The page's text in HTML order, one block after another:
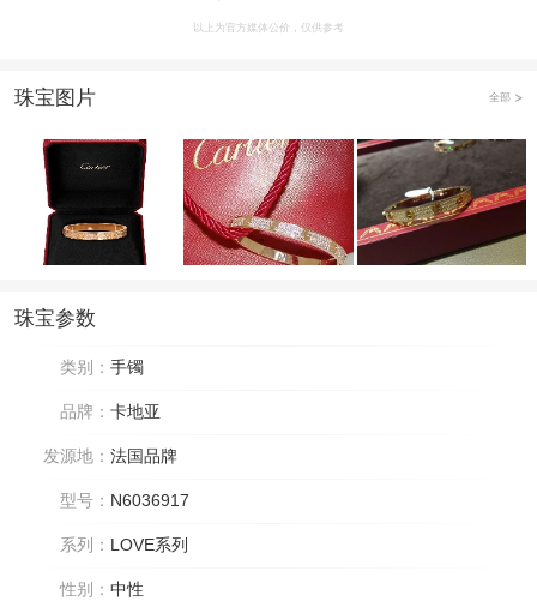
以上为官方媒体公价，仅供参考
珠宝图片 全部
珠宝参数
类别： 手镯
品牌： 卡地亚
发源地： 法国品牌
型号： N6036917
系列： LOVE系列
性别： 中性